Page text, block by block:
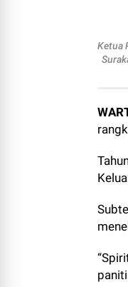
Ketua